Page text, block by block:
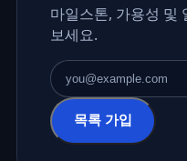
마일스톤, 가용성 및
보세요.
이메일 주소
목록 가입